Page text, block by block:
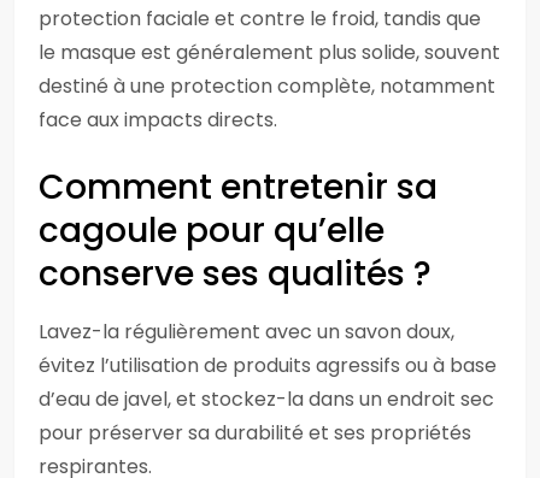
protection faciale et contre le froid, tandis que
le masque est généralement plus solide, souvent
destiné à une protection complète, notamment
face aux impacts directs.
Comment entretenir sa
cagoule pour qu’elle
conserve ses qualités ?
Lavez-la régulièrement avec un savon doux,
évitez l’utilisation de produits agressifs ou à base
d’eau de javel, et stockez-la dans un endroit sec
pour préserver sa durabilité et ses propriétés
respirantes.